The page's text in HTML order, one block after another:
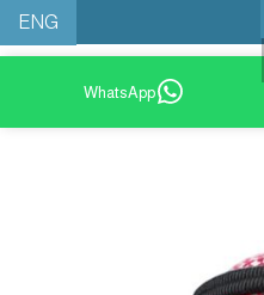
ENG
9200 12777
WhatsApp